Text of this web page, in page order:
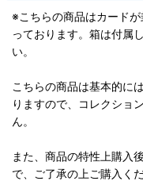
※こちらの商品はカード
っております。箱は付属
い。
こちらの商品は基本的に
りますので、コレクショ
ん。
また、商品の特性上購入
で、ご了承の上ご購入くだ